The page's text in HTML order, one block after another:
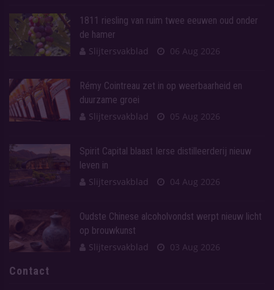
1811 riesling van ruim twee eeuwen oud onder
de hamer
Slijtersvakblad
06 Aug 2026
Rémy Cointreau zet in op weerbaarheid en
duurzame groei
Slijtersvakblad
05 Aug 2026
Spirit Capital blaast Ierse distilleerderij nieuw
leven in
Slijtersvakblad
04 Aug 2026
Oudste Chinese alcoholvondst werpt nieuw licht
op brouwkunst
Slijtersvakblad
03 Aug 2026
Contact